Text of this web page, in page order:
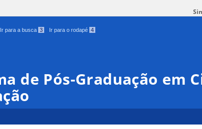
Ir para a busca 3 Ir para o rodapé 4
de Pós-Graduação em